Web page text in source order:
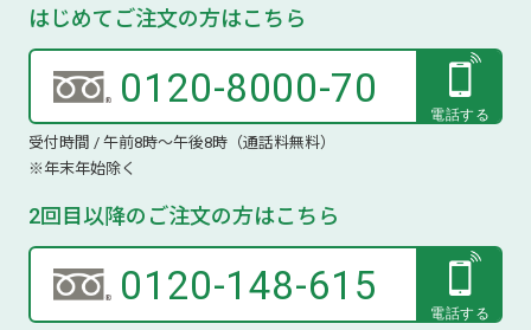
はじめてご注文の方はこちら
0120-8000-70
受付時間 / 午前8時～午後8時（通話料無料）
※年末年始除く
2回目以降のご注文の方はこちら
0120-148-615